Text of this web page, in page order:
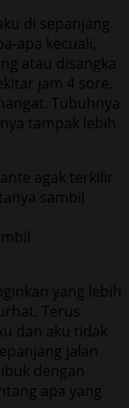
di sepanjang
apa kecuali,
atau disangka
jam 4 sore,
Tubuhnya
tampak lebih
agak terkilir
sambil
yang lebih
Terus
dan aku tidak
jalan
dengan
apa yang